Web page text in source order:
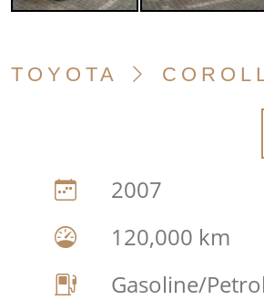
TOYOTA
2007
120,000 km
Gasoline/